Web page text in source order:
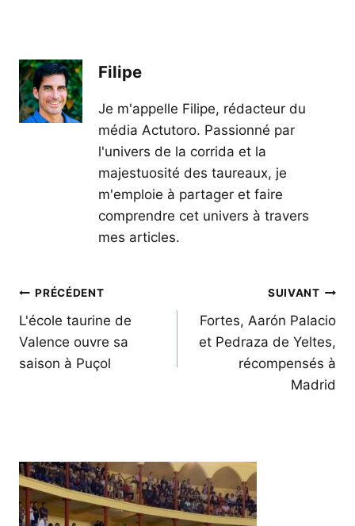
Filipe
Je m'appelle Filipe, rédacteur du
média Actutoro. Passionné par
l'univers de la corrida et la
majestuosité des taureaux, je
m'emploie à partager et faire
comprendre cet univers à travers
mes articles.
Navigation
de
l’article
PRÉCÉDENT
L'école taurine de
Valence ouvre sa
saison à Puçol
SUIVANT
Fortes, Aarón Palacio
et Pedraza de Yeltes,
récompensés à
Madrid